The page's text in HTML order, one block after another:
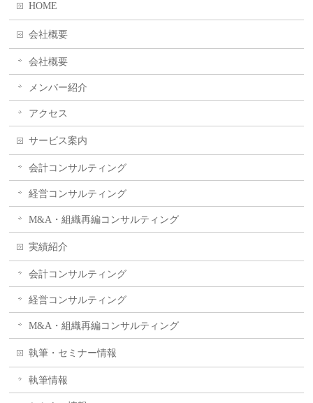
HOME
会社概要
会社概要
メンバー紹介
アクセス
サービス案内
会計コンサルティング
経営コンサルティング
M&A・組織再編コンサルティング
実績紹介
会計コンサルティング
経営コンサルティング
M&A・組織再編コンサルティング
執筆・セミナー情報
執筆情報